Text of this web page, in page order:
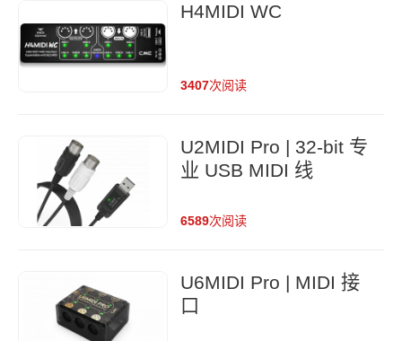
H4MIDI WC
3407次阅读
U2MIDI Pro | 32-bit 专
业 USB MIDI 线
6589次阅读
U6MIDI Pro | MIDI 接
口